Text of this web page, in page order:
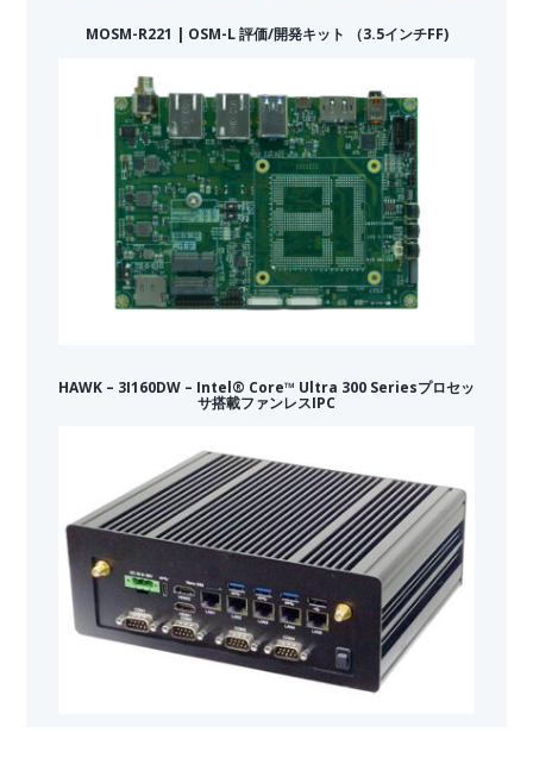
MOSM-R221 | OSM-L 評価/開発キット （3.5インチFF)
HAWK – 3I160DW – Intel® Core™ Ultra 300 Seriesプロセッ
サ搭載ファンレスIPC